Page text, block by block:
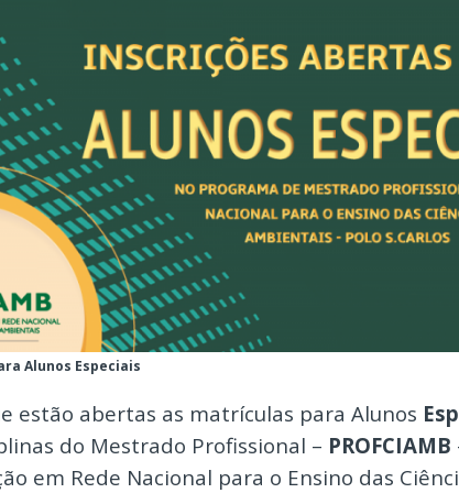
Alunos Especiais
estão abertas as matrículas para Alunos
do Mestrado Profissional – PROFCIAMB
em Rede Nacional para o Ensino das